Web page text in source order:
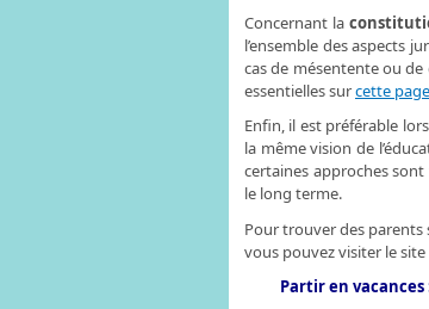
Concernant la
l’ensemble des aspects
cas de mésentente ou
essentielles surcette page
Enfin, il est préférable
la même vision de
certaines approches
le long terme.
Pour trouver des parents
vous pouvez visiter le site
Partir en